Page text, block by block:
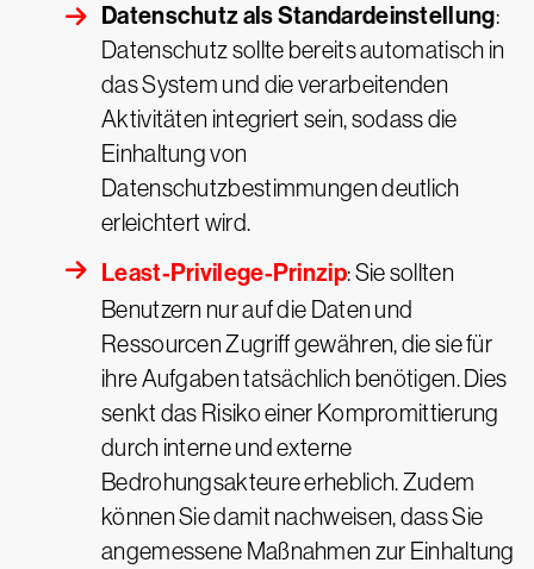
Datenschutz als Standardeinstellung:
Datenschutz sollte bereits automatisch in
das System und die verarbeitenden
Aktivitäten integriert sein, sodass die
Einhaltung von
Datenschutzbestimmungen deutlich
erleichtert wird.
Least-Privilege-Prinzip: Sie sollten
Benutzern nur auf die Daten und
Ressourcen Zugriff gewähren, die sie für
ihre Aufgaben tatsächlich benötigen. Dies
senkt das Risiko einer Kompromittierung
durch interne und externe
Bedrohungsakteure erheblich. Zudem
können Sie damit nachweisen, dass Sie
angemessene Maßnahmen zur Einhaltung